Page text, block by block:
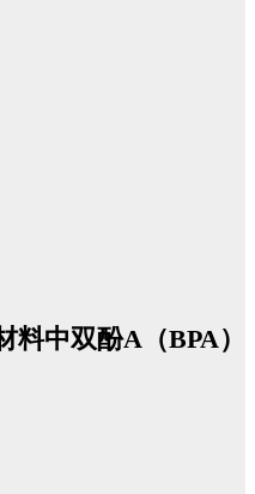
中双酚A（BPA）